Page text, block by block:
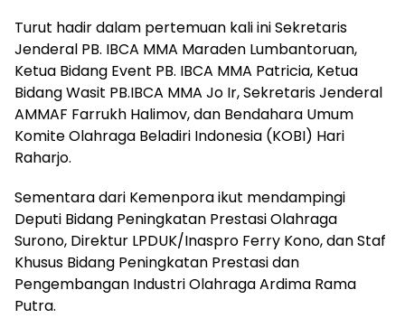
Turut hadir dalam pertemuan kali ini Sekretaris
Jenderal PB. IBCA MMA Maraden Lumbantoruan,
Ketua Bidang Event PB. IBCA MMA Patricia, Ketua
Bidang Wasit PB.IBCA MMA Jo Ir, Sekretaris Jenderal
AMMAF Farrukh Halimov, dan Bendahara Umum
Komite Olahraga Beladiri Indonesia (KOBI) Hari
Raharjo.
Sementara dari Kemenpora ikut mendampingi
Deputi Bidang Peningkatan Prestasi Olahraga
Surono, Direktur LPDUK/Inaspro Ferry Kono, dan Staf
Khusus Bidang Peningkatan Prestasi dan
Pengembangan Industri Olahraga Ardima Rama
Putra.